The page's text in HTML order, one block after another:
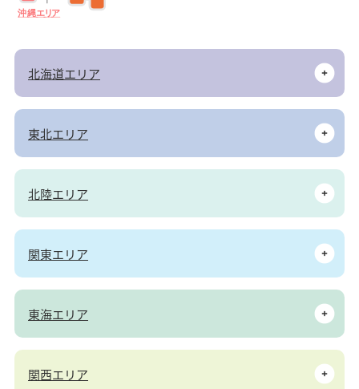
沖縄エリア
北海道エリア
東北エリア
北陸エリア
関東エリア
東海エリア
関西エリア